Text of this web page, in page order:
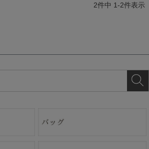
2件中 1-2件表示